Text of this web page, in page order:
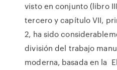
visto en conjunto (libro
tercero y capítulo VII,
2, ha sido
división del trabajo
moderna, basada en la